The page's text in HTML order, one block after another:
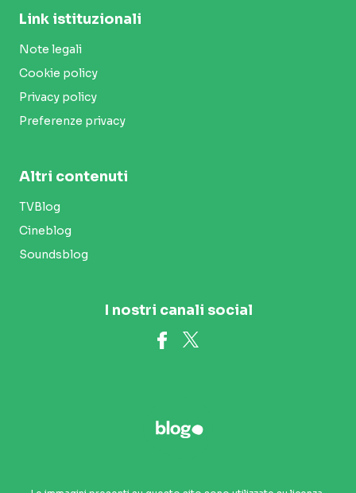
Link istituzionali
Note legali
Cookie policy
Privacy policy
Preferenze privacy
Altri contenuti
TVBlog
Cineblog
Soundsblog
I nostri canali social